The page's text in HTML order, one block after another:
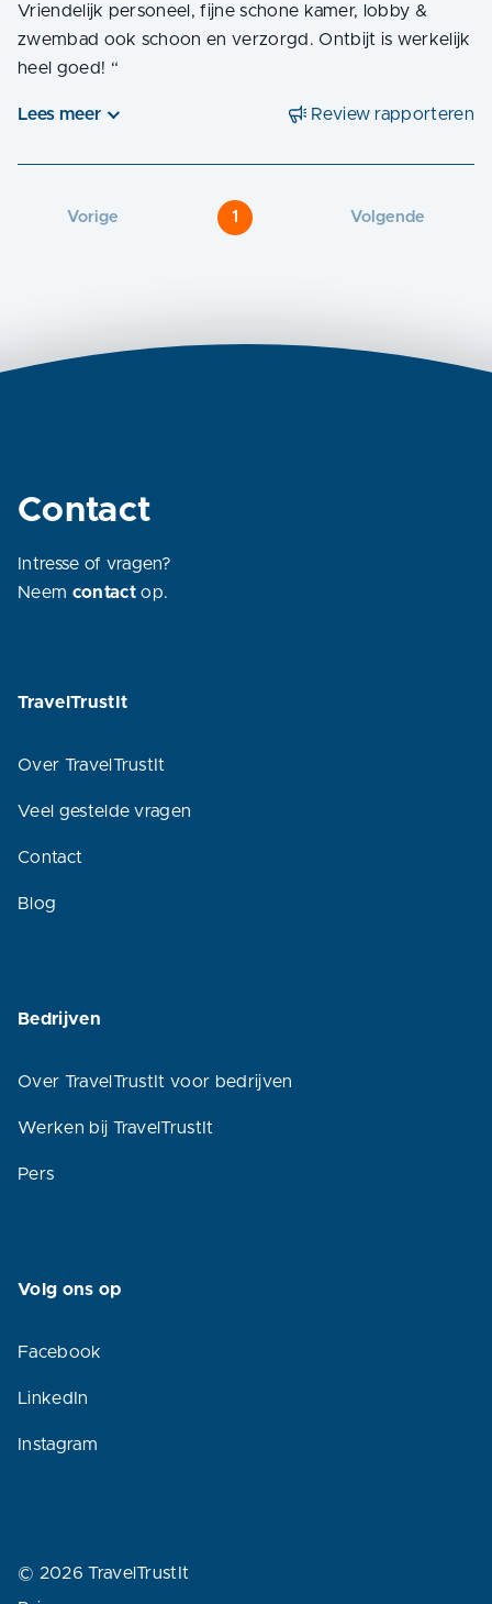
Vriendelijk personeel, fijne schone kamer, lobby &
zwembad ook schoon en verzorgd. Ontbijt is werkelijk
heel goed! “
Lees meer Review rapporteren
Vorige 1 Volgende
Contact
Intresse of vragen?
Neem contact op.
TravelTrustIt
Over TravelTrustIt
Veel gestelde vragen
Contact
Blog
Bedrijven
Over TravelTrustIt voor bedrijven
Werken bij TravelTrustIt
Pers
Volg ons op
Facebook
LinkedIn
Instagram
© 2026 TravelTrustIt